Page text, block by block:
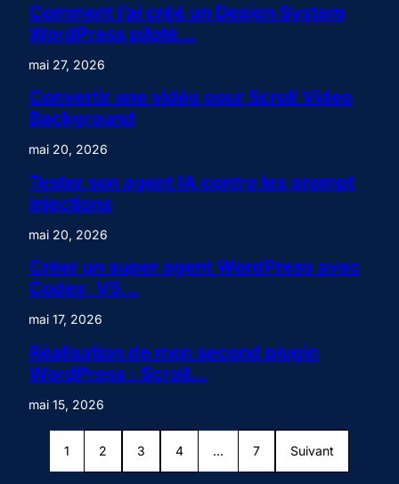
Comment j’ai créé un Design System
WordPress piloté…
mai 27, 2026
Convertir une vidéo pour Scroll Video
Background
mai 20, 2026
Tester son agent IA contre les prompt
injections
mai 20, 2026
Créer un super agent WordPress avec
Codex, VS…
mai 17, 2026
Réalisation de mon second plugin
WordPress : Scroll…
mai 15, 2026
1 2 3 4 … 7 Suivant